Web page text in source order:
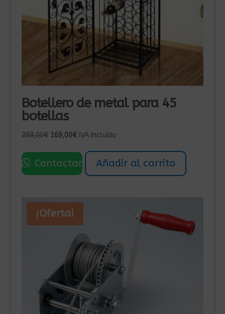
Botellero de metal para 45
botellas
269,00€ El
original
era:
169,00€El
actual
es:
IVA Incluído
Contactar Añadir al carrito
¡Oferta!